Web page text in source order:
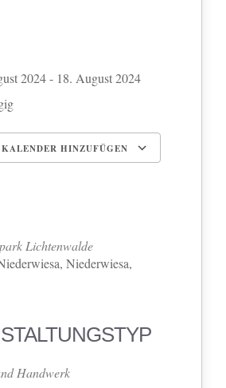
2024 - 18. August 2024
HINZUFÜGEN
Lichtenwalde
Niederwiesa,
Handwerk